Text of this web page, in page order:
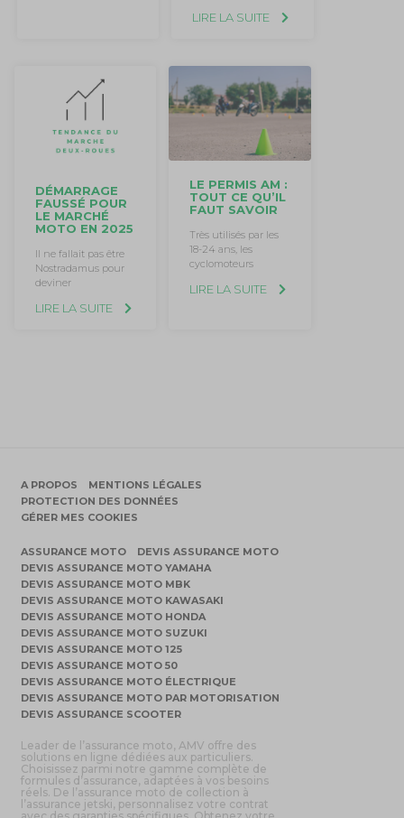
LIRE LA SUITE
DÉMARRAGE
FAUSSÉ POUR
LE MARCHÉ
MOTO EN 2025
Il ne fallait pas être
Nostradamus pour
deviner
LIRE LA SUITE
LE PERMIS AM :
TOUT CE QU’IL
FAUT SAVOIR
Très utilisés par les
18-24 ans, les
cyclomoteurs
LIRE LA SUITE
A PROPOS
MENTIONS LÉGALES
PROTECTION DES DONNÉES
GÉRER MES COOKIES
ASSURANCE MOTO
DEVIS ASSURANCE MOTO
DEVIS ASSURANCE MOTO YAMAHA
DEVIS ASSURANCE MOTO MBK
DEVIS ASSURANCE MOTO KAWASAKI
DEVIS ASSURANCE MOTO HONDA
DEVIS ASSURANCE MOTO SUZUKI
DEVIS ASSURANCE MOTO 125
DEVIS ASSURANCE MOTO 50
DEVIS ASSURANCE MOTO ÉLECTRIQUE
DEVIS ASSURANCE MOTO PAR MOTORISATION
DEVIS ASSURANCE SCOOTER
Leader de l’assurance moto, AMV offre des
solutions en ligne dédiées aux particuliers.
Choisissez parmi notre gamme complète de
formules d’assurance, adaptées à vos besoins
réels. De l’assurance moto de collection à
l’assurance jetski, personnalisez votre contrat